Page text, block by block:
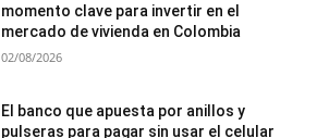
momento clave para invertir en el
mercado de vivienda en Colombia
02/08/2026
El banco que apuesta por anillos y
pulseras para pagar sin usar el celular